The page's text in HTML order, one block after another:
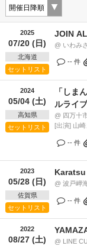
2025
07/20 (日)
北海道
セットリスト
JOIN
@ いわみ
-- 件
2024
05/04 (土)
高知県
セットリスト
「しま
ルライブ
[出演] 山
-- 件
2023
05/28 (日)
佐賀県
セットリスト
@ 波戸岬
-- 件
2022
08/27 (土) @ LINE